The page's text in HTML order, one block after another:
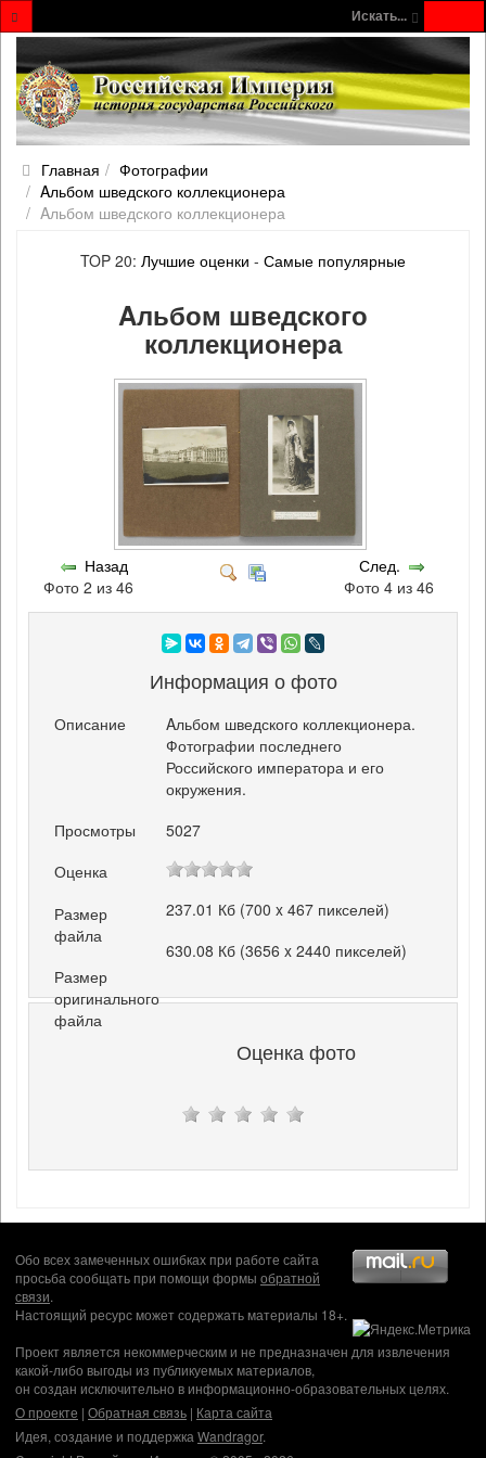
Искать...
Главная
Фотографии
Aльбом шведского коллекционера
Aльбом шведского коллекционера
TOP 20: Лучшие оценки - Самые популярные
Aльбом шведского
коллекционера
Назад
Фото 2 из 46
След.
Фото 4 из 46
Информация о фото
Описание
Aльбом шведского коллекционера.
Фотографии последнего
Российского императора и его
окружения.
Просмотры
5027
Оценка
Размер
файла
237.01 Кб (700 x 467 пикселей)
Размер
оригинального
файла
630.08 Кб (3656 x 2440 пикселей)
Оценка фото
Обо всех замеченных ошибках при работе сайта
просьба сообщать при помощи формы обратной
связи.
Настоящий ресурс может содержать материалы 18+.
Проект является некоммерческим и не предназначен для извлечения
какой-либо выгоды из публикуемых материалов,
он создан исключительно в информационно-образовательных целях.
О проекте | Обратная связь | Карта сайта
Идея, создание и поддержка Wandragor.